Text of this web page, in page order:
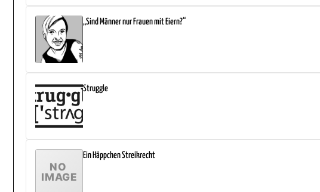
„Sind Männer nur Frauen mit Eiern?“
Struggle
Ein Häppchen Streikrecht